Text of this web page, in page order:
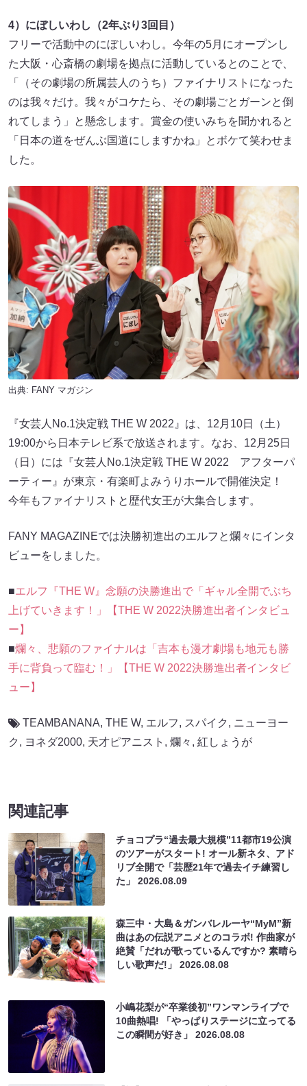
4）にぼしいわし（2年ぶり3回目）
フリーで活動中のにぼしいわし。今年の5月にオープンし
た大阪・心斎橋の劇場を拠点に活動しているとのことで、
「（その劇場の所属芸人のうち）ファイナリストになった
のは我々だけ。我々がコケたら、その劇場ごとガーンと倒
れてしまう」と懸念します。賞金の使いみちを聞かれると
「日本の道をぜんぶ国道にしますかね」とボケて笑わせま
した。
出典: FANY マガジン
『女芸人No.1決定戦 THE W 2022』は、12月10日（土）
19:00から日本テレビ系で放送されます。なお、12月25日
（日）には『女芸人No.1決定戦 THE W 2022 アフターパ
ーティー』が東京・有楽町よみうりホールで開催決定！
今年もファイナリストと歴代女王が大集合します。
FANY MAGAZINEでは決勝初進出のエルフと爛々にインタ
ビューをしました。
■エルフ『THE W』念願の決勝進出で「ギャル全開でぶち
上げていきます！」【THE W 2022決勝進出者インタビュ
ー】
■爛々、悲願のファイナルは「吉本も漫才劇場も地元も勝
手に背負って臨む！」【THE W 2022決勝進出者インタビ
ュー】
TEAMBANANA, THE W, エルフ, スパイク , ニューヨー
ク , ヨネダ2000, 天才ピアニスト , 爛々 , 紅しょうが
関連記事
チョコプラ“過去最大規模”11都市19公演
のツアーがスタート! オール新ネタ、アド
リブ全開で「芸歴21年で過去イチ練習し
た」2026.08.09
森三中・大島＆ガンバレルーヤ“MyM”新
曲はあの伝説アニメとのコラボ! 作曲家が
絶賛「だれが歌っているんですか? 素晴ら
しい歌声だ!」2026.08.08
小嶋花梨が“卒業後初”ワンマンライブで
10曲熱唱! 「やっぱりステージに立ってる
この瞬間が好き」2026.08.08